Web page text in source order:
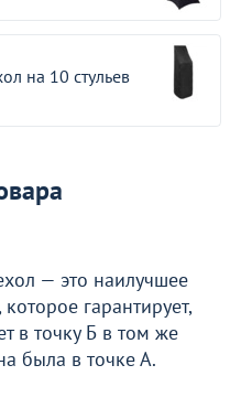
на 10 стульев
— это наилучшее
гарантирует,
в точку Б в том же
была в точке А.